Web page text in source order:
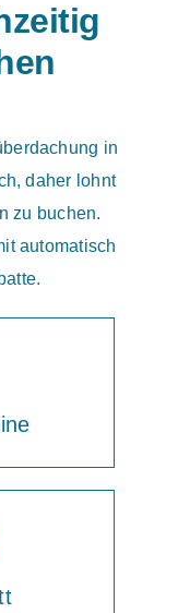
in
daher lohnt
zu buchen.
automatisch